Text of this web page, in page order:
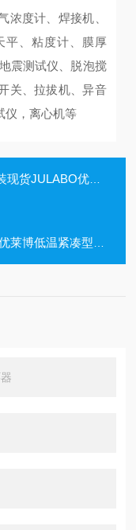
浓度计、焊接机、
平、粘度计、膜厚
震测试仪、脱泡搅
关、拉拔机、异音
仪，离心机等
优莱博冷藏/加热循环器
低温紧凑型循环器